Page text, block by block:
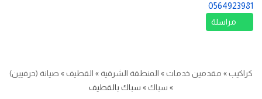
0564923981
مراسلة
كراكيب» مقدمين خدمات» المنطقة الشرقية» القطيف» صيانة (حرفيين)
» سباك» سباك بالقطيف